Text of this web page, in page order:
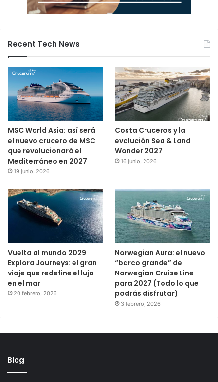
Recent Tech News
MSC World Asia: así será
el nuevo crucero de MSC
que revolucionará el
Mediterráneo en 2027
19 junio, 2026
Costa Cruceros y la
evolución Sea & Land
Wonder 2027
16 junio, 2026
Vuelta al mundo 2029
Explora Journeys: el gran
viaje que redefine el lujo
en el mar
20 febrero, 2026
Norwegian Aura: el nuevo
“barco grande” de
Norwegian Cruise Line
para 2027 (Todo lo que
podrás disfrutar)
3 febrero, 2026
Blog